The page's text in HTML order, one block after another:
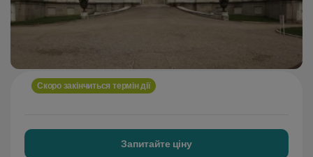
Скоро закінчиться термін дії
Запитайте ціну